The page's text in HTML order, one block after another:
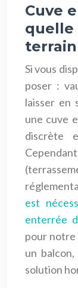
Cuve
quelle
Si vous
poser :
laisser en
une cuve
discrète
est
enterrée
pour notre
un
solution